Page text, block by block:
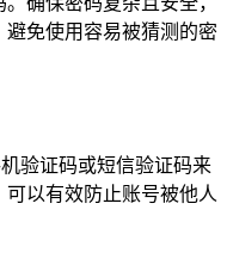
免使用容易被猜测的密
验证码或短信验证码来
以有效防止账号被他人